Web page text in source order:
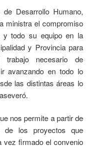
Desarrollo Humano,
ministra el compromiso
y todo su equipo en la
y Provincia para
necesario de
avanzando en todo lo
las distintas áreas lo
nos permite a partir de
de los proyectos que
vez firmado el convenio